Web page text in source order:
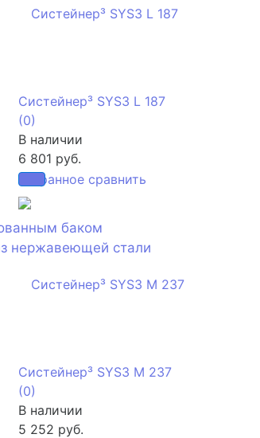
баком
нержавеющей стали
избранное сравнить
Систейнер³ SYS3 L 187
(0)
В наличии
6 801 руб.
Систейнер³ SYS3 M 237
(0)
В наличии
5 252 руб.